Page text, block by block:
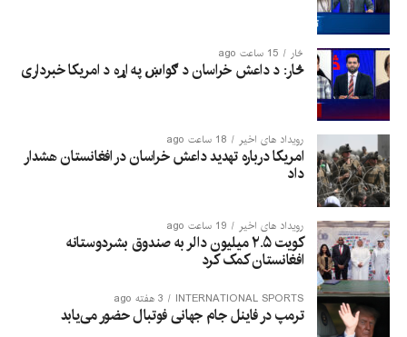
څار 15 ساعت ago
څار: د داعش خراسان د ګواښ په اړه د امریکا خبرداری
رویداد های اخیر 18 ساعت ago
امریکا درباره تهدید داعش خراسان در افغانستان هشدار
داد
رویداد های اخیر 19 ساعت ago
کویت ۲.۵ میلیون دالر به صندوق بشردوستانه
افغانستان کمک کرد
INTERNATIONAL SPORTS 3 هفته ago
ترمپ در فاینل جام جهانی فوتبال حضور می‌یابد